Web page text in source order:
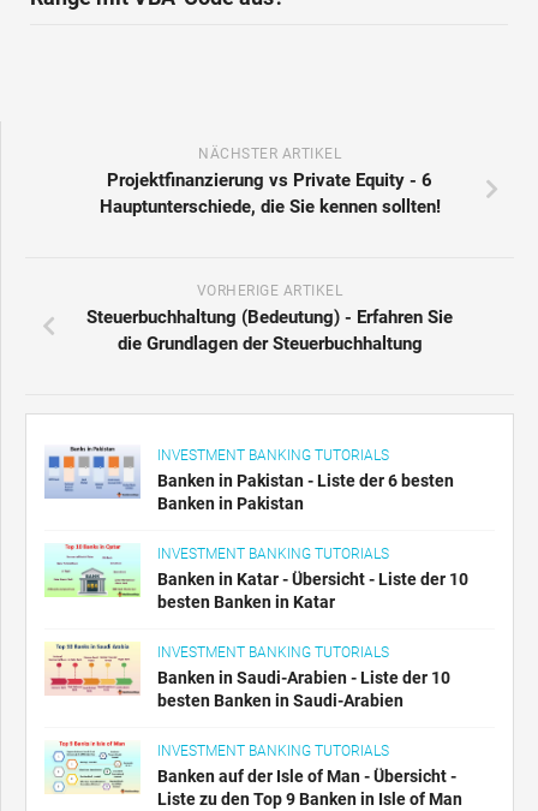
NÄCHSTER ARTIKEL
Projektfinanzierung vs Private Equity - 6
Hauptunterschiede, die Sie kennen sollten!
VORHERIGE ARTIKEL
Steuerbuchhaltung (Bedeutung) - Erfahren Sie
die Grundlagen der Steuerbuchhaltung
INVESTMENT BANKING TUTORIALS
Banken in Pakistan - Liste der 6 besten
Banken in Pakistan
INVESTMENT BANKING TUTORIALS
Banken in Katar - Übersicht - Liste der 10
besten Banken in Katar
INVESTMENT BANKING TUTORIALS
Banken in Saudi-Arabien - Liste der 10
besten Banken in Saudi-Arabien
INVESTMENT BANKING TUTORIALS
Banken auf der Isle of Man - Übersicht -
Liste zu den Top 9 Banken in Isle of Man